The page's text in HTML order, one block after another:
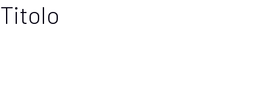
Titolo